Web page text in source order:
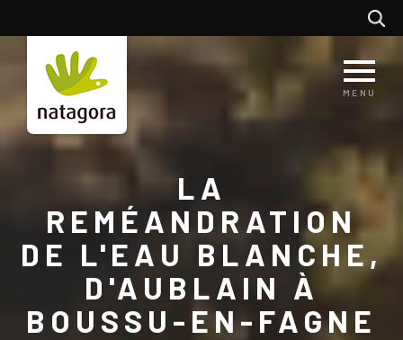
principal
MENU
LA
REMÉANDRATION
DE L'EAU BLANCHE,
D'AUBLAIN À
BOUSSU-EN-FAGNE